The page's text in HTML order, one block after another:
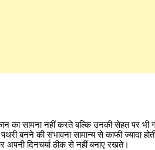
का सामना नहीं करते बल्कि उनकी सेहत पर भी
बनने की संभावना सामान्य से काफी
अपनी दिनचर्या ठीक से नहीं बनाए रखते।